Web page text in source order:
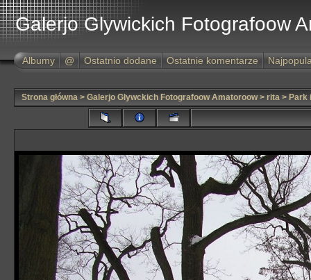
Galerjo Glywickich Fotografoow
Albumy @ Ostatnio dodane Ostatnie komentarze
Strona główna > Galerjo Glywckich Fotografoow Amatoroow> rita > Park